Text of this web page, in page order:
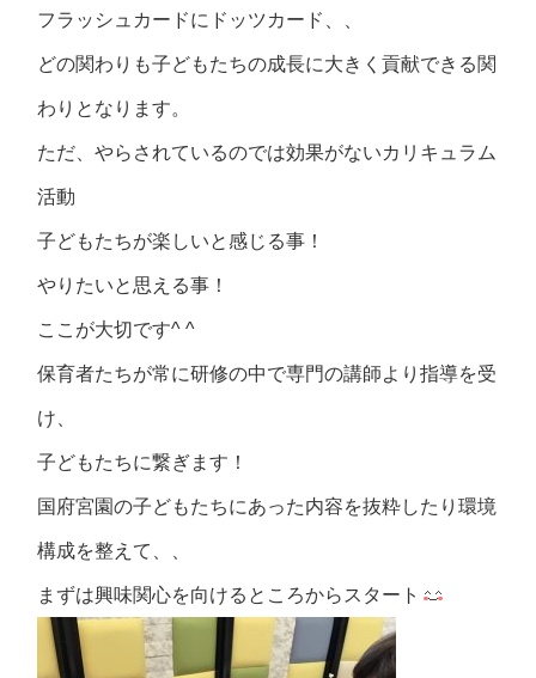
フラッシュカードにドッツカード、、
どの関わりも子どもたちの成長に大きく貢献できる関
わりとなります。
ただ、やらされているのでは効果がないカリキュラム
活動
子どもたちが楽しいと感じる事！
やりたいと思える事！
ここが大切です^ ^
保育者たちが常に研修の中で専門の講師より指導を受
け、
子どもたちに繋ぎます！
国府宮園の子どもたちにあった内容を抜粋したり環境
構成を整えて、、
まずは興味関心を向けるところからスタート